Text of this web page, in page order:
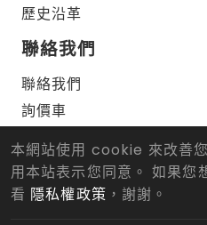
歷史沿革
聯絡我們
聯絡我們
詢價車
© 2026 仁武正順車刀有限公司
Media
本網站使用 cookie 來改善
用本站表示您同意。 如果您
看 隱私權政策 ，謝謝。